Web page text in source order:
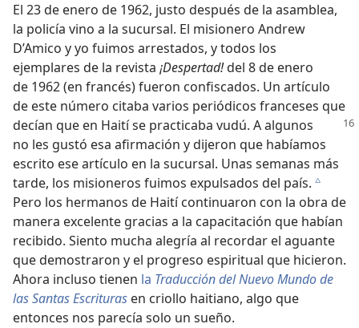
El 23 de enero de 1962, justo después de la asamblea,
la policía vino a la sucursal. El misionero Andrew
D’Amico y yo fuimos arrestados, y todos los
ejemplares de la revista ¡Despertad!del 8 de enero
de 1962 (en francés) fueron confiscados. Un artículo
de este número citaba varios periódicos franceses que
decían que en Haití se practicaba vudú. A algunos
no les gustó esa afirmación y dijeron que habíamos
escrito ese artículo en la sucursal. Unas semanas más
tarde, los misioneros fuimos expulsados del país. c
Pero los hermanos de Haití continuaron con la obra de
manera excelente gracias a la capacitación que habían
recibido. Siento mucha alegría al recordar el aguante
que demostraron y el progreso espiritual que hicieron.
Ahora incluso tienen la Traducción del Nuevo Mundo de
las Santas Escrituras en criollo haitiano, algo que
entonces nos parecía solo un sueño.